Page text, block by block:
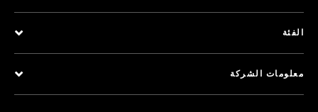
الفئة
معلومات الشركة